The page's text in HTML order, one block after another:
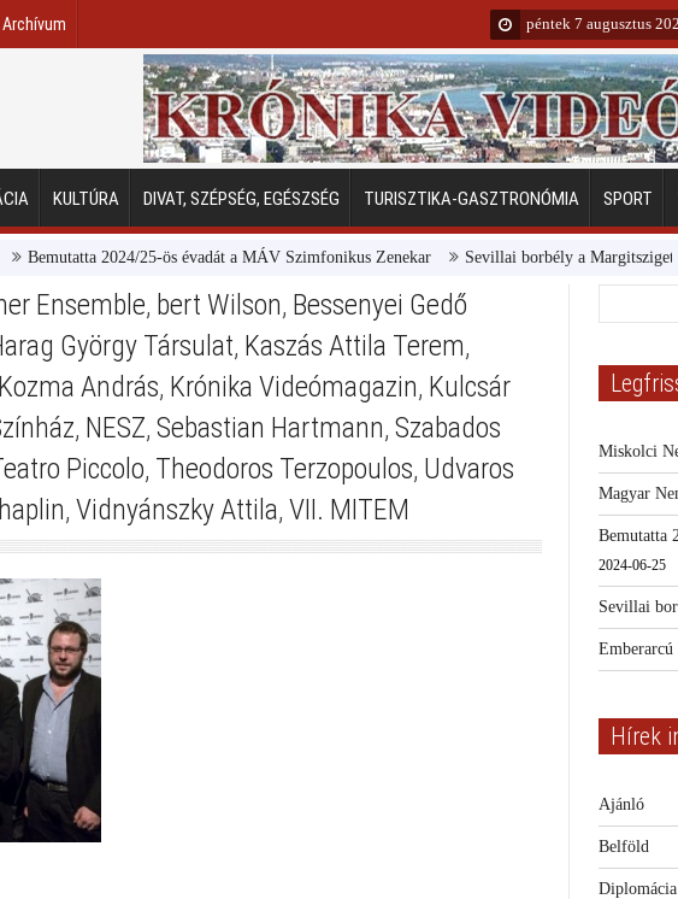
péntek 7 augusztus
KULTÚRA DIVAT, SZÉPSÉG, EGÉSZSÉG TURISZTIKA-GASZTRONÓMIA SPORT
2024/25-ös évadát a MÁV Szimfonikus Zenekar Sevillai borbély a Margitszigeten
Ensemble, bert Wilson, Bessenyei Gedő
György Társulat, Kaszás Attila Terem,
Kozma András, Krónika Videómagazin, Kulcsár
, NESZ, Sebastian Hartmann, Szabados
Piccolo, Theodoros Terzopoulos, Udvaros
, Vidnyánszky Attila, VII. MITEM
Miskolci
Magyar
Bemutatta
2024-06-25
Sevillai
Emberarcú
Hírek
Ajánló
Belföld
Diplomácia